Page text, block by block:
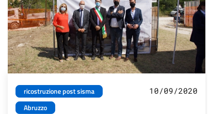
ricostruzione post sisma
Abruzzo
10/09/2020